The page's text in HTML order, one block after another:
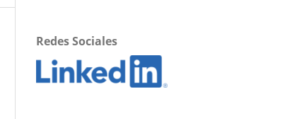
Redes Sociales